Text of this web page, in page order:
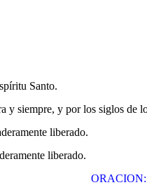
Santo.
y siempre, y por los siglos de
liberado.
liberado.
ORACION: